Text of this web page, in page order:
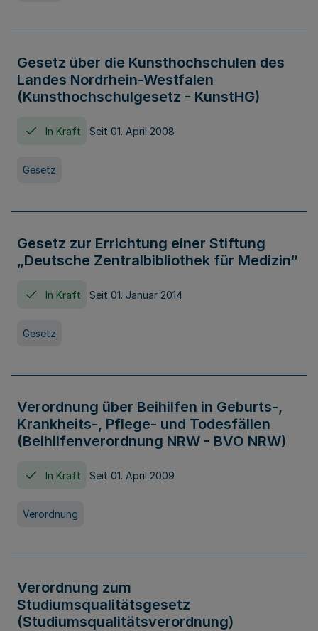
Gesetz über die Kunsthochschulen des
Landes Nordrhein-Westfalen
(Kunsthochschulgesetz - KunstHG)
In Kraft Seit 01. April 2008
Gesetz
Gesetz zur Errichtung einer Stiftung
„Deutsche Zentralbibliothek für Medizin“
In Kraft Seit 01. Januar 2014
Gesetz
Verordnung über Beihilfen in Geburts-,
Krankheits-, Pflege- und Todesfällen
(Beihilfenverordnung NRW - BVO NRW)
In Kraft Seit 01. April 2009
Verordnung
Verordnung zum
Studiumsqualitätsgesetz
(Studiumsqualitätsverordnung)